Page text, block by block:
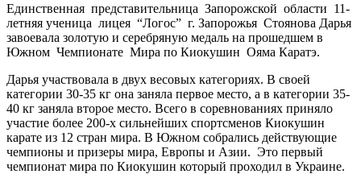
Единственная представительница Запорожской области 11-
летняя ученица лицея “Логос” г. Запорожья Стоянова Дарья
завоевала золотую и серебряную медаль на прошедшем в
Южном Чемпионате Мира по Киокушин Ояма Каратэ.
Дарья участвовала в двух весовых категориях. В своей
категории 30-35 кг она заняла первое место, а в категории 35-
40 кг заняла второе место. Всего в соревнованиях приняло
участие более 200-х сильнейших спортсменов Киокушин
карате из 12 стран мира. В Южном собрались действующие
чемпионы и призеры мира, Европы и Азии. Это первый
чемпионат мира по Киокушин который проходил в Украине.